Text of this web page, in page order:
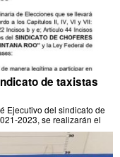
de taxistas
Ejecutivo del sindicato de
2023, se realizarán el